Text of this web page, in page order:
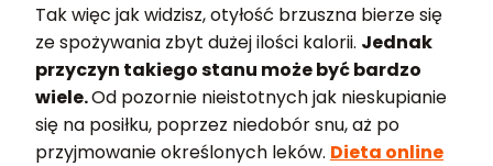
Tak więc jak widzisz, otyłość brzuszna bierze się
ze spożywania zbyt dużej ilości kalorii. Jednak
przyczyn takiego stanu może być bardzo
wiele.Od pozornie nieistotnych jak nieskupianie
się na posiłku, poprzez niedobór snu, aż po
przyjmowanie określonych leków. Dieta online